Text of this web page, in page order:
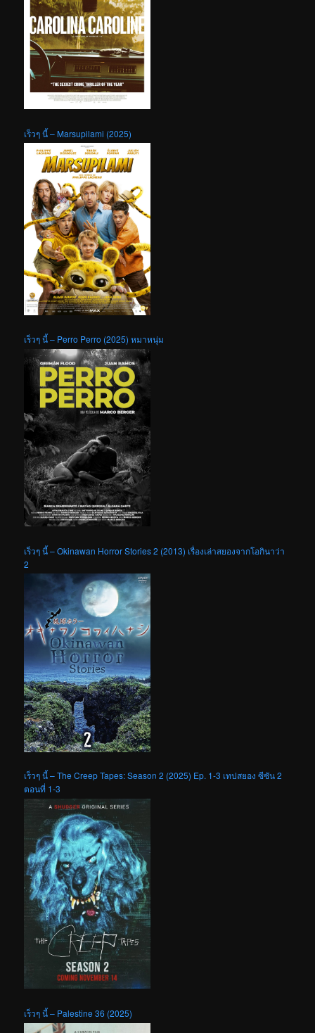
เร็วๆ นี้ – Marsupilami (2025)
เร็วๆ นี้ – Perro Perro (2025) หมาหนุ่ม
เร็วๆ นี้ – Okinawan Horror Stories 2 (2013) เรื่องเล่าสยองจากโอกินาว่า
2
เร็วๆ นี้ – The Creep Tapes: Season 2 (2025) Ep. 1-3 เทปสยอง ซีซัน 2
ตอนที่ 1-3
เร็วๆ นี้ – Palestine 36 (2025)